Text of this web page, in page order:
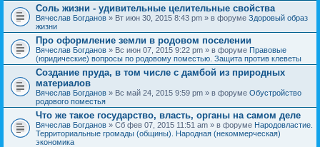
Соль жизни - удивительные целительные свойства
Вячеслав Богданов » Вт июн 30, 2015 8:43 pm » в форуме Здоровый образ
жизни
Про оформление земли в родовом поселении
Вячеслав Богданов » Вс июн 07, 2015 9:22 pm » в форуме Правовые
(юридические) вопросы по родовому поместью. Защита против клеветы
Создание пруда, в том числе с дамбой из природных
материалов
Вячеслав Богданов » Вс май 24, 2015 9:59 pm » в форуме Обустройство
родового поместья
Что же такое государство, власть, органы на самом деле
Вячеслав Богданов » Сб фев 07, 2015 11:51 am » в форуме Народовластие.
Территориальные громады (общины). Народная (некоммерческая)
экономика